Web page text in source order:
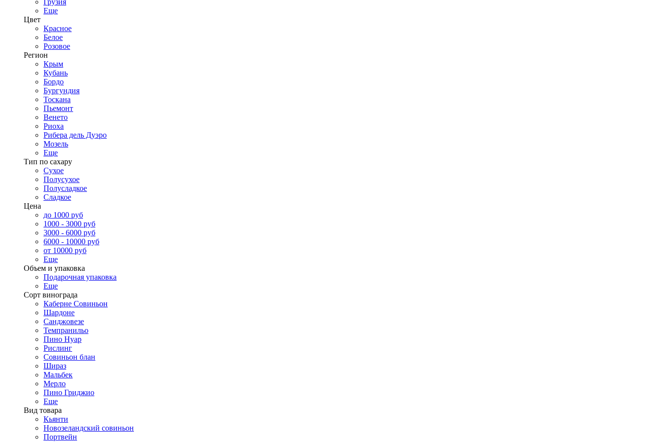
Грузия
Еще
Цвет
Красное
Белое
Розовое
Регион
Крым
Кубань
Бордо
Бургундия
Тоскана
Пьемонт
Венето
Риоха
Рибера дель Дуэро
Мозель
Еще
Тип по сахару
Сухое
Полусухое
Полусладкое
Сладкое
Цена
до 1000 руб
1000 - 3000 руб
3000 - 6000 руб
6000 - 10000 руб
от 10000 руб
Еще
Объем и упаковка
Подарочная упаковка
Еще
Сорт винограда
Каберне Совиньон
Шардоне
Санджовезе
Темпранильо
Пино Нуар
Рислинг
Совиньон блан
Шираз
Мальбек
Мерло
Пино Гриджио
Еще
Вид товара
Кьянти
Новозеландский совиньон
Портвейн